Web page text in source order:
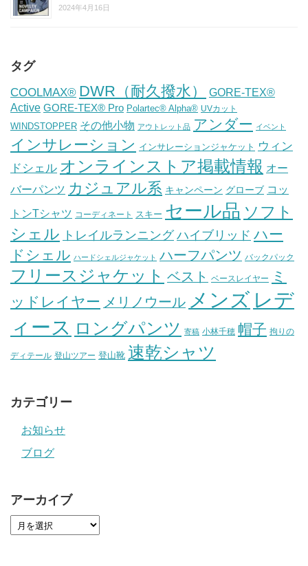
2024年4月16日
タグ
COOLMAX® DWR（耐久撥水）
GORE-TEX®
Active GORE-TEX® Pro Polartec® Alpha® UVカット
WINDSTOPPER その他小物 アウトレット品 アンダー イベント
インサレーション インサレーションジャケット ウィン
ドシェル オンラインストア掲載情報 オー
バーパンツ カジュアル系 キャンペーン グローブ コッ
トンTシャツ コーディネート スキー セール品 ソフト
シェル トレイルランニング ハイブリッド ハー
ドシェル ハードシェルジャケット ハーフパンツ バックパック
フリースジャケット ベスト ベースレイヤー
ミ
ッドレイヤー メリノウール メンズ レデ
ィース ロングパンツ 寄稿 小林千穂 帽子 拘りの
ディテール 登山ツアー 登山靴 速乾シャツ
カテゴリー
お知らせ
ブログ
アーカイブ